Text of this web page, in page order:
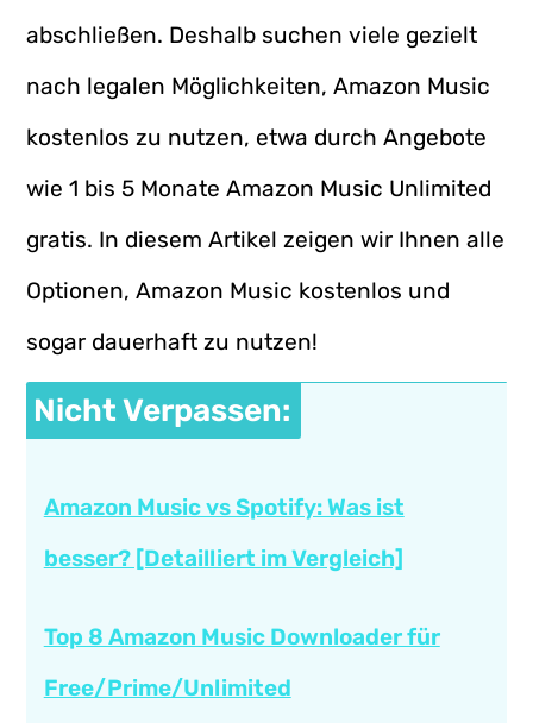
abschließen. Deshalb suchen viele gezielt
nach legalen Möglichkeiten, Amazon Music
kostenlos zu nutzen, etwa durch Angebote
wie 1 bis 5 Monate Amazon Music Unlimited
gratis. In diesem Artikel zeigen wir Ihnen alle
Optionen, Amazon Music kostenlos und
sogar dauerhaft zu nutzen!
Nicht Verpassen:
Amazon Music vs Spotify: Was ist
besser? [Detailliert im Vergleich]
Top 8 Amazon Music Downloader für
Free/Prime/Unlimited